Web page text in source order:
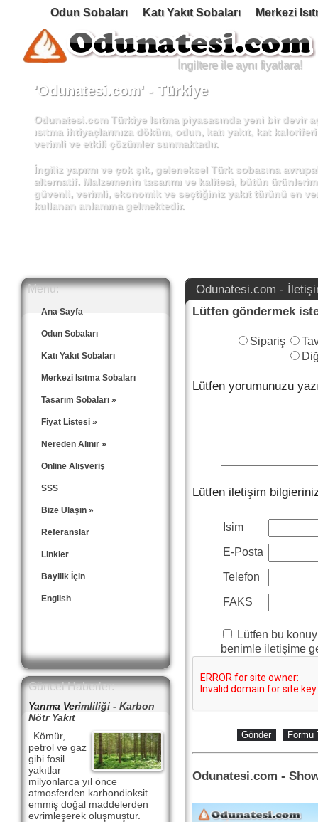
'Odunatesi.com' - Türkiye
Odunatesi.com Türkiye Isıtma piyasasında yeni bir devir
ısıtma ihtiyaçlarınıza döküm, odun, katı yakıt, kat
verimli ve etkili çözümler sunmaktadır.
İngiliz yapımı ve çok şık, geleneksel Türk sobasına
alternatif. Malzemenin tasarımı ve kalitesi, bütün
güvenli, verimli, ekonomik ve seçtiğiniz yakıt türünü en
kullanan anlamına gelmektedir.
İngiltere ile aynı fiyatlara!
Odun Sobaları Katı Yakıt Sobaları Merkezi
İngiltere ile aynı fiyatlara!
İndirim! Aarrow Acorn 5 Katı Yakıt - Oldu! - ₺2.596
Yeni Model! - Aarrow 'i400' 6.1 Kw - Modern
Türkiye’de hizmet veren odunatesi.com
Menu:
Ana Sayfa
Odun Sobaları
Katı Yakıt Sobaları
Merkezi Isıtma Sobaları
Tasarım Sobaları»
Fiyat Listesi»
Nereden Alınır»
Online Alışveriş
SSS
Bize Ulaşın»
Referanslar
Linkler
Bayilik İçin
English
Güncel Haberler:
Yanma Verimliliği - Karbon
Nötr Yakıt
Kömür,
petrol ve gaz
gibi fosil
yakıtlar
milyonlarca yıl önce
atmosferden karbondioksit
emmiş doğal maddelerden
evrimleşerek oluşmuştur.
Odunatesi.com -
Lütfen göndermek
Sipariş
Lütfen yorumunuzu
Lütfen iletişim
Isim
E-Posta
Telefon
FAKS
Lütfen bu
benimle iletişime
Odunatesi.com -